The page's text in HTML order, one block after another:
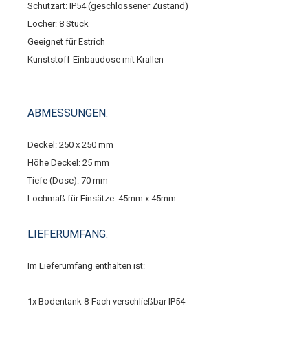
Schutzart: IP54 (geschlossener Zustand)
Löcher: 8 Stück
Geeignet für Estrich
Kunststoff-Einbaudose mit Krallen
ABMESSUNGEN:
Deckel: 250 x 250 mm
Höhe Deckel: 25 mm
Tiefe (Dose): 70 mm
Lochmaß für Einsätze: 45mm x 45mm
LIEFERUMFANG:
Im Lieferumfang enthalten ist:
1x Bodentank 8-Fach verschließbar IP54